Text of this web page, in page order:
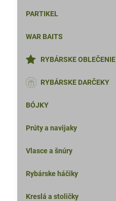
PARTIKEL
WAR BAITS
RYBÁRSKE OBLEČENIE
RYBÁRSKE DARČEKY
BÓJKY
Prúty a navijaky
Vlasce a šnúry
Rybárske háčiky
Kreslá a stoličky